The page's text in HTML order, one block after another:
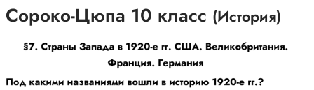
Сороко-Цюпа 10 класс (История)